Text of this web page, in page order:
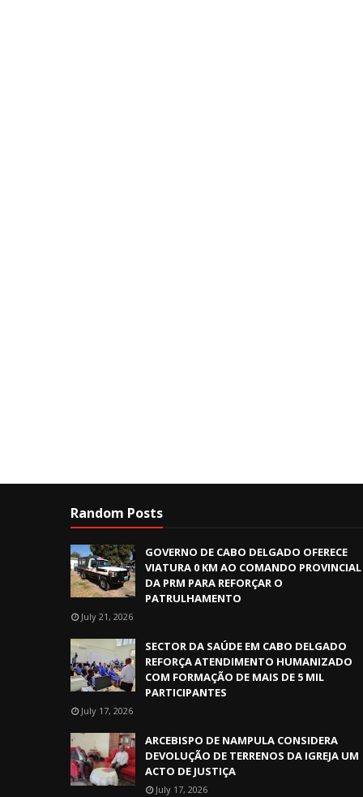
Random Posts
GOVERNO DE CABO DELGADO OFERECE
VIATURA 0 KM AO COMANDO PROVINCIAL
DA PRM PARA REFORÇAR O
PATRULHAMENTO
July 21, 2026
SECTOR DA SAÚDE EM CABO DELGADO
REFORÇA ATENDIMENTO HUMANIZADO
COM FORMAÇÃO DE MAIS DE 5 MIL
PARTICIPANTES
July 17, 2026
ARCEBISPO DE NAMPULA CONSIDERA
DEVOLUÇÃO DE TERRENOS DA IGREJA UM
ACTO DE JUSTIÇA
July 17, 2026